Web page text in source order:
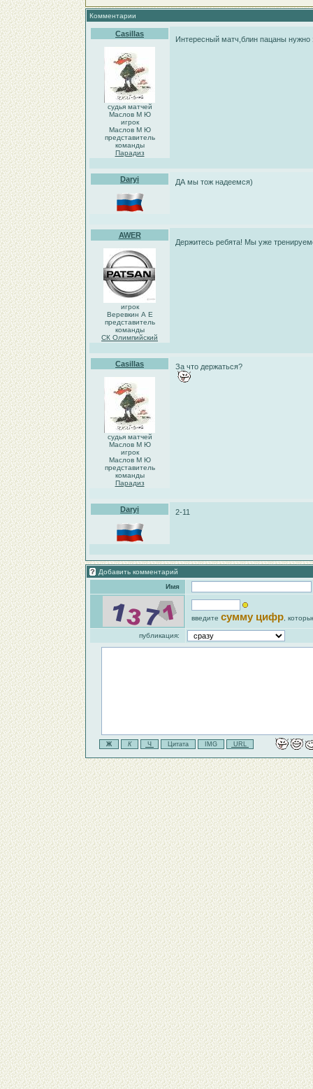
Комментарии
Casillas
судья матчей
Маслов М Ю
игрок
Маслов М Ю
представитель
команды
Парадиз
Интересный матч,блин пацаны нужно
Daryi ДА мы тож надеемся)
AWER
игрок
Веревкин А Е
представитель
команды
СК Олимпийский
Держитесь ребята! Мы уже
Casillas
судья матчей
Маслов М Ю
игрок
Маслов М Ю
представитель
команды
Парадиз
За что держаться?
Daryi 2-11
Добавить комментарий
Имя
введите сумму цифр ,
публикация: